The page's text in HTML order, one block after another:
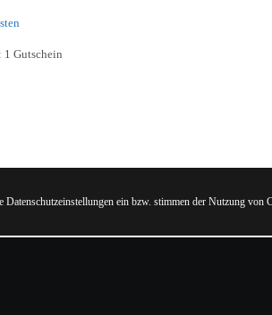
1 Gutschein
ein bzw. stimmen der Nutzung von